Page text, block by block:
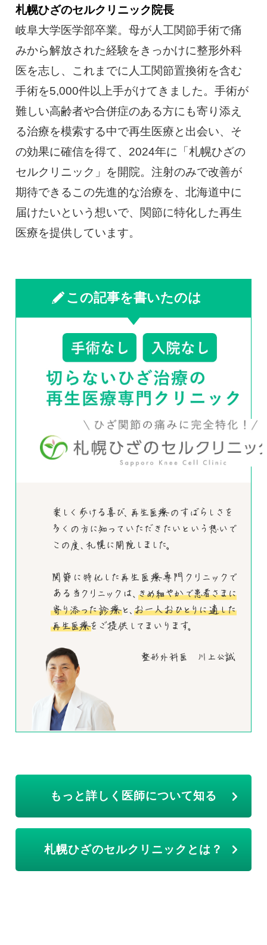
札幌ひざのセルクリニック院長
岐阜大学医学部卒業。母が人工関節手術で痛
みから解放された経験をきっかけに整形外科
医を志し、これまでに人工関節置換術を含む
手術を5,000件以上手がけてきました。手術が
難しい高齢者や合併症のある方にも寄り添え
る治療を模索する中で再生医療と出会い、そ
の効果に確信を得て、2024年に「札幌ひざの
セルクリニック」を開院。注射のみで改善が
期待できるこの先進的な治療を、北海道中に
届けたいという想いで、関節に特化した再生
医療を提供しています。
この記事を書いたのは
もっと詳しく医師について知る
札幌ひざのセルクリニックとは？